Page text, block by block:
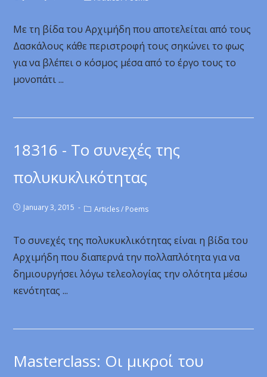
Με τη βίδα του Αρχιμήδη που αποτελείται από τους
Δασκάλους κάθε περιστροφή τους σηκώνει το φως
για να βλέπει ο κόσμος μέσα από το έργο τους το
μονοπάτι ...
18316 - Το συνεχές της
πολυκυκλικότητας
January 3, 2015 Articles / Poems
Το συνεχές της πολυκυκλικότητας είναι η βίδα του
Αρχιμήδη που διαπερνά την πολλαπλότητα για να
δημιουργήσει λόγω τελεολογίας την ολότητα μέσω
κενότητας ...
Masterclass: Οι μικροί του